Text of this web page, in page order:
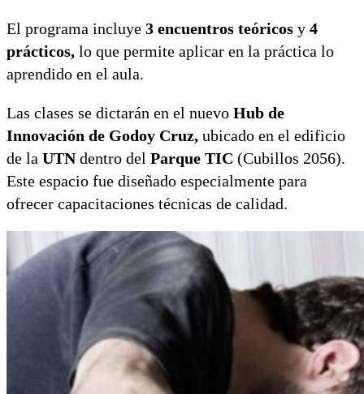
El programa incluye 3 encuentros teóricos y 4
prácticos, lo que permite aplicar en la práctica lo
aprendido en el aula.
Las clases se dictarán en el nuevo Hub de
Innovación de Godoy Cruz, ubicado en el edificio
de la UTNdentro del Parque TIC (Cubillos 2056).
Este espacio fue diseñado especialmente para
ofrecer capacitaciones técnicas de calidad.